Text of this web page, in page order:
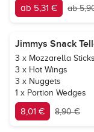
ab 5,31 € ab
Jimmys Snack
3 x Mozzarella Sticks
3 x Hot Wings
3 x Nuggets
1 x Portion Wedges
8,01 € 8,90 €